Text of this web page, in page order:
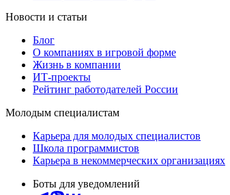
Новости и статьи
Блог
О компаниях в игровой форме
Жизнь в компании
ИТ-проекты
Рейтинг работодателей России
Молодым специалистам
Карьера для молодых специалистов
Школа программистов
Карьера в некоммерческих организациях
Боты для уведомлений